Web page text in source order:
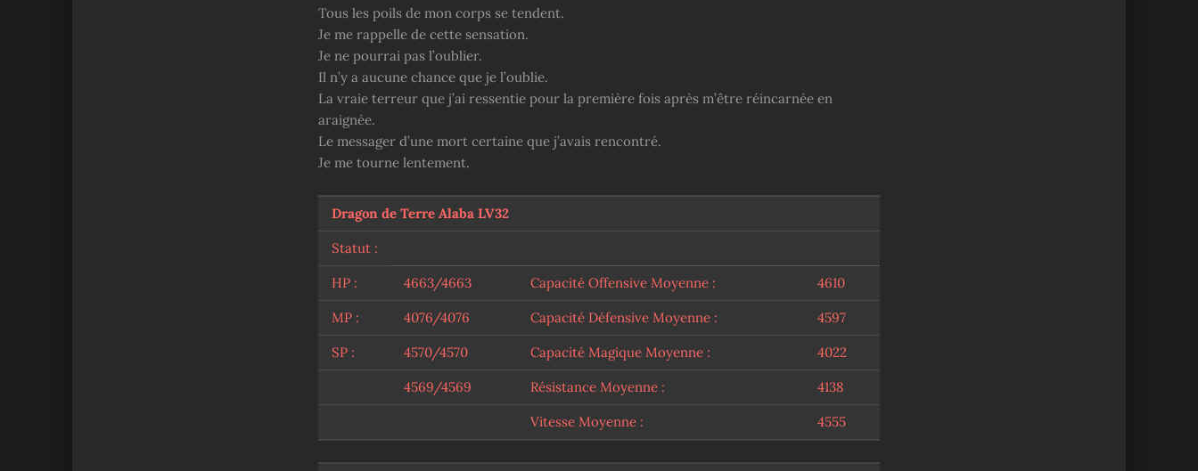
Tous les poils de mon corps se tendent.
Je me rappelle de cette sensation.
Je ne pourrai pas l’oublier.
Il n’y a aucune chance que je l’oublie.
La vraie terreur que j’ai ressentie pour la première fois après m’être réincarnée en
araignée.
Le messager d’une mort certaine que j’avais rencontré.
Je me tourne lentement.
Dragon de Terre Alaba LV32
Statut :
HP : 4663/4663 Capacité Offensive Moyenne : 4610
MP : 4076/4076 Capacité Défensive Moyenne : 4597
SP : 4570/4570 Capacité Magique Moyenne : 4022
4569/4569 Résistance Moyenne : 4138
Vitesse Moyenne : 4555